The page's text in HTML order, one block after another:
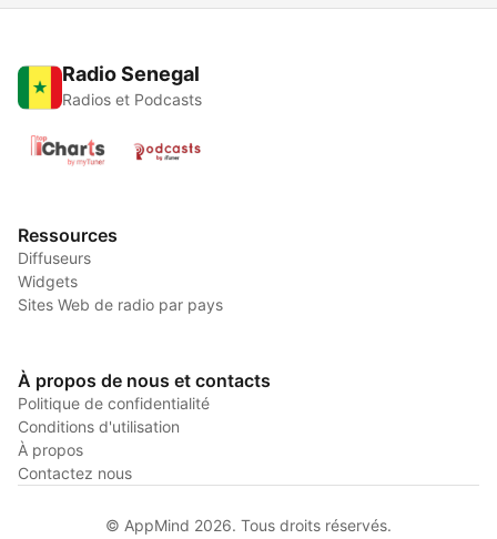
Radio Senegal
Radios et Podcasts
Ressources
Diffuseurs
Widgets
Sites Web de radio par pays
À propos de nous et contacts
Politique de confidentialité
Conditions d'utilisation
À propos
Contactez nous
© AppMind 2026. Tous droits réservés.